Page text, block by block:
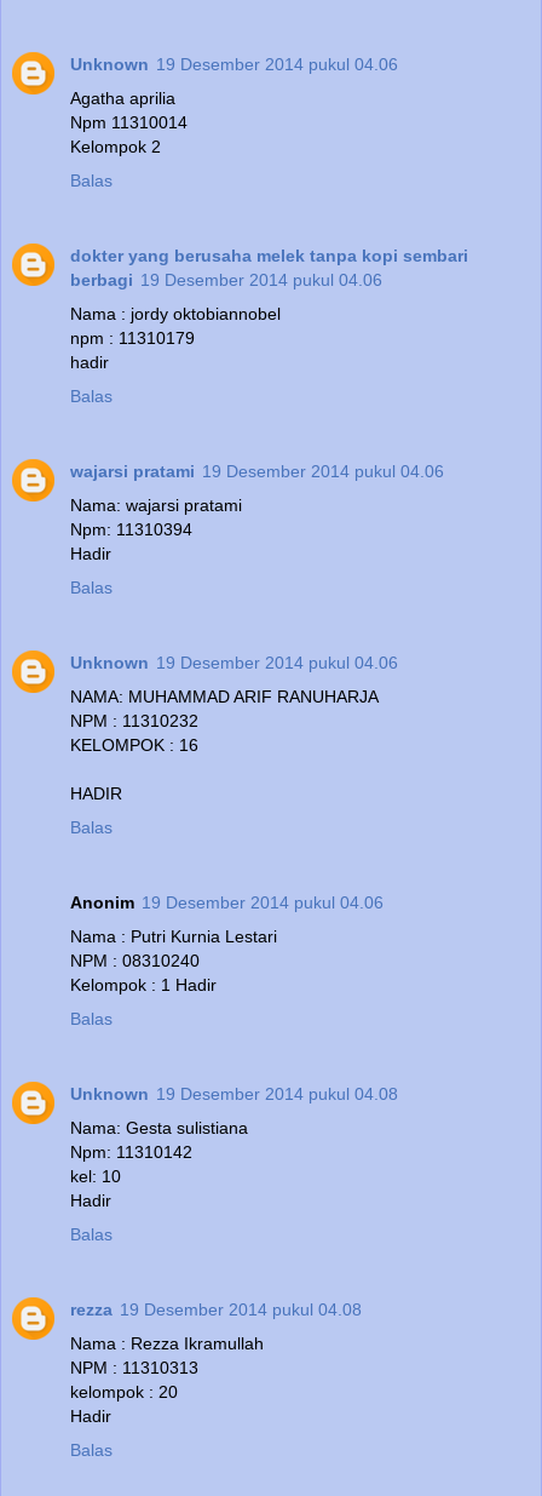
Unknown 19 Desember 2014 pukul 04.06
Agatha aprilia
Npm 11310014
Kelompok 2
Balas
dokter yang berusaha melek tanpa kopi sembari
berbagi 19 Desember 2014 pukul 04.06
Nama : jordy oktobiannobel
npm : 11310179
hadir
Balas
wajarsi pratami 19 Desember 2014 pukul 04.06
Nama: wajarsi pratami
Npm: 11310394
Hadir
Balas
Unknown 19 Desember 2014 pukul 04.06
NAMA: MUHAMMAD ARIF RANUHARJA
NPM : 11310232
KELOMPOK : 16
HADIR
Balas
Anonim 19 Desember 2014 pukul 04.06
Nama : Putri Kurnia Lestari
NPM : 08310240
Kelompok : 1 Hadir
Balas
Unknown 19 Desember 2014 pukul 04.08
Nama: Gesta sulistiana
Npm: 11310142
kel: 10
Hadir
Balas
rezza 19 Desember 2014 pukul 04.08
Nama : Rezza Ikramullah
NPM : 11310313
kelompok : 20
Hadir
Balas